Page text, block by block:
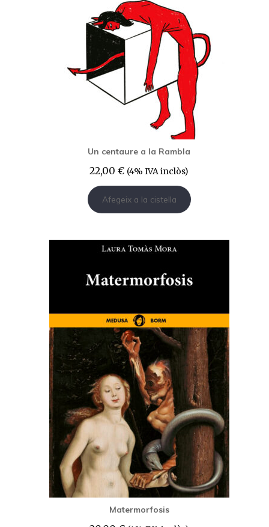
Un centaure a la Rambla
22,00 € (4% IVA inclòs)
Afegeix a la cistella
Matermorfosis